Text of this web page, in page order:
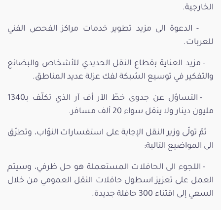
الخارجية.
- الدعوة الى مزيد تطوير خدمات مراكز الفحص الفني
للعربات.
- مزيد العناية بقطاع النقل الحديدي للأشخاص والبضائع
والتفكير في توسيع الشبكة لفك عزلة عديد المناطق.
- التساؤل عن جدوى خطّ الآر أف آر الذي تكلّف بـ1340
مليون دينار ولا ينقل سواء 20 ألف مسافر.
ثمّ تولّى وزير النقل الإجابة على استفسارات النوّاب، وتطرّق
الى المواضيع التالية:
- اللجوء الى الحافلات المستعملة هو حل ظرفي، وسيتم
العمل على تعزيز اسطول حافلات النقل العمومي من خلال
السعي إلى اقتناء 300 حافلة جديدة.